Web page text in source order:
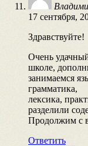
17 сентября,
Здравствуйте!
Очень
школе,
занимаемся
грамматика,
лексика,
разделили
Продолжим с
Ответить